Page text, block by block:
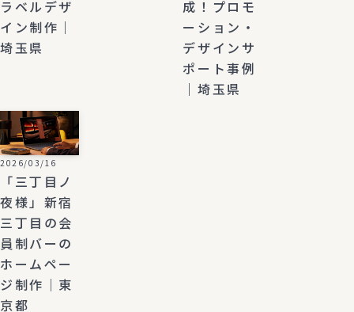
ラベルデザ
イン制作｜
埼玉県
成！プロモ
ーション・
デザインサ
ポート事例
｜埼玉県
2026/03/16
「三丁目ノ
夜様」新宿
三丁目の会
員制バーの
ホームペー
ジ制作｜東
京都